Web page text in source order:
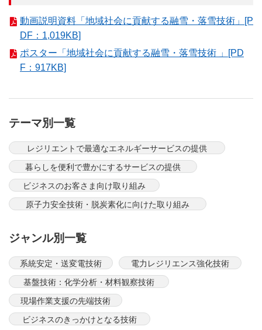
動画説明資料「地域社会に貢献する融雪・落雪技術」[P
DF：1,019KB]
ポスター「地域社会に貢献する融雪・落雪技術 」[PD
F：917KB]
テーマ別一覧
レジリエントで最適なエネルギーサービスの提供
暮らしを便利で豊かにするサービスの提供
ビジネスのお客さま向け取り組み
原子力安全技術・脱炭素化に向けた取り組み
ジャンル別一覧
系統安定・送変電技術
電力レジリエンス強化技術
基盤技術：化学分析・材料観察技術
現場作業支援の先端技術
ビジネスのきっかけとなる技術